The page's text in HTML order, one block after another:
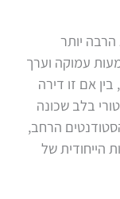
הרבה יותר
עמוקה וערך
בין אם זו דירה
בלב שכונה
הרחב,
הייחודית של